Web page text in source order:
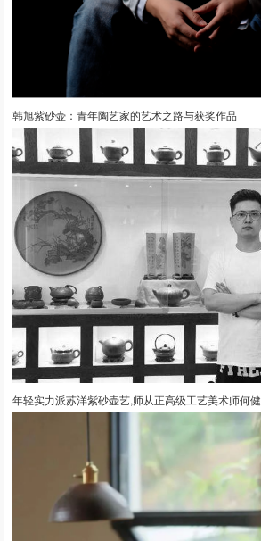
韩旭紫砂壶：青年陶艺家的艺术之路与获奖作品
年轻实力派苏洋紫砂壶艺,师从正高级工艺美术师何健